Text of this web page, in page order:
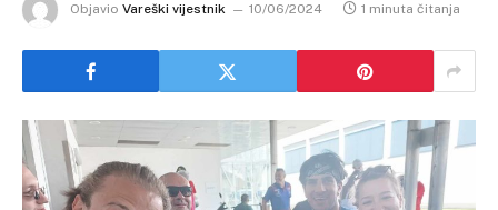
Objavio Vareški vijestnik 10/06/2024 1 minuta čitanja